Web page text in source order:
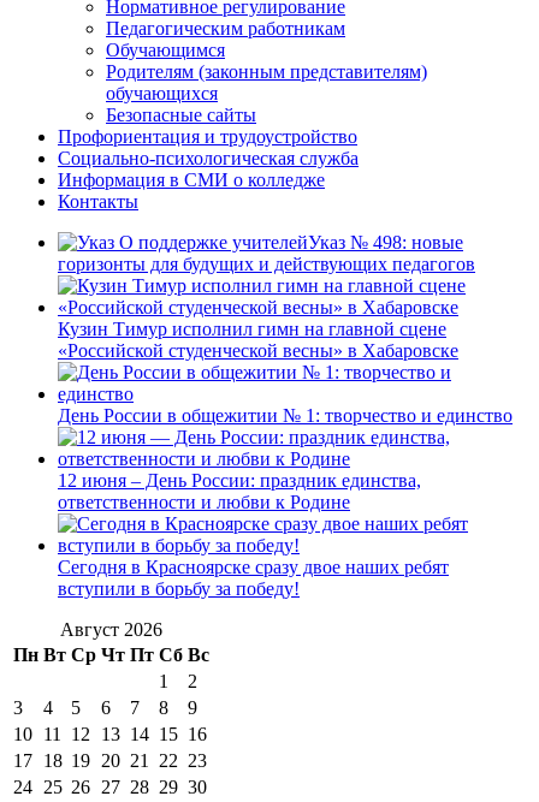
Нормативное регулирование
Педагогическим работникам
Обучающимся
Родителям (законным представителям)
обучающихся
Безопасные сайты
Профориентация и трудоустройство
Социально-психологическая служба
Информация в СМИ о колледже
Контакты
Указ № 498: новые
горизонты для будущих и действующих педагогов
Кузин Тимур исполнил гимн на главной сцене
«Российской студенческой весны» в Хабаровске
День России в общежитии № 1: творчество и единство
12 июня – День России: праздник единства,
ответственности и любви к Родине
Сегодня в Красноярске сразу двое наших ребят
вступили в борьбу за победу!
Август 2026
Пн Вт Ср Чт Пт Сб Вс
1
2
3
4 5 6 7 8
9
10 11 12 13 14 15 16
17 18 19 20 21 22 23
24 25 26 27 28 29 30